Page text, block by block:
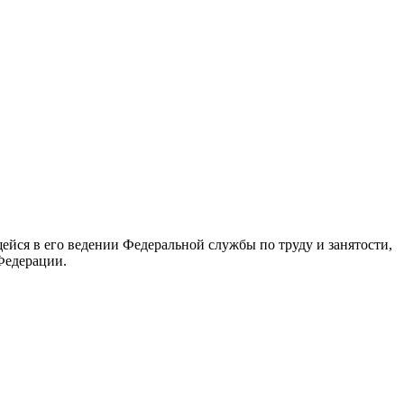
в его ведении Федеральной службы по труду и занятости,